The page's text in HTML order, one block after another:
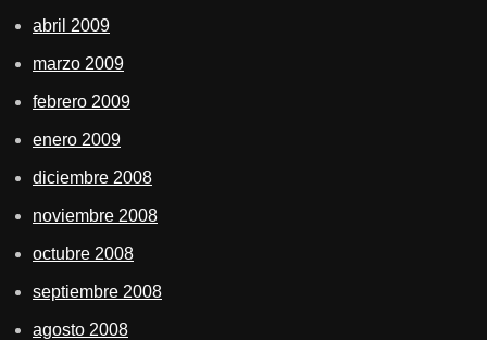
abril 2009
marzo 2009
febrero 2009
enero 2009
diciembre 2008
noviembre 2008
octubre 2008
septiembre 2008
agosto 2008